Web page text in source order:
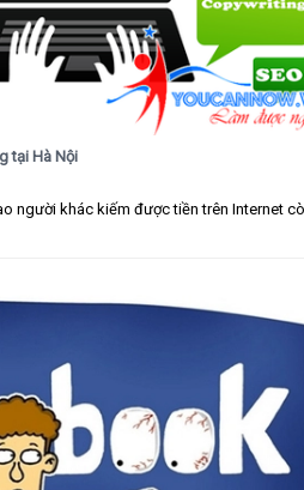
tại Hà Nội
người khác kiếm được tiền trên Internet